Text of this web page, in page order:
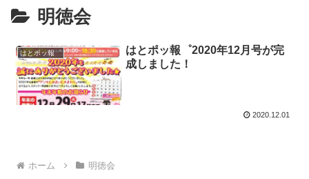
明徳会
はとポッ報゜
はとポッ報゜2020年12月号が完
成しました！
2020.12.01
ホーム 明徳会